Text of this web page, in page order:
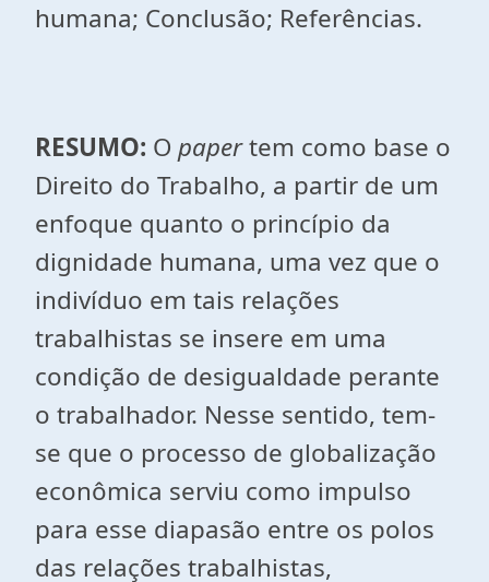
humana; Conclusão; Referências.
RESUMO: O papertem como base o
Direito do Trabalho, a partir de um
enfoque quanto o princípio da
dignidade humana, uma vez que o
indivíduo em tais relações
trabalhistas se insere em uma
condição de desigualdade perante
o trabalhador. Nesse sentido, tem-
se que o processo de globalização
econômica serviu como impulso
para esse diapasão entre os polos
das relações trabalhistas,